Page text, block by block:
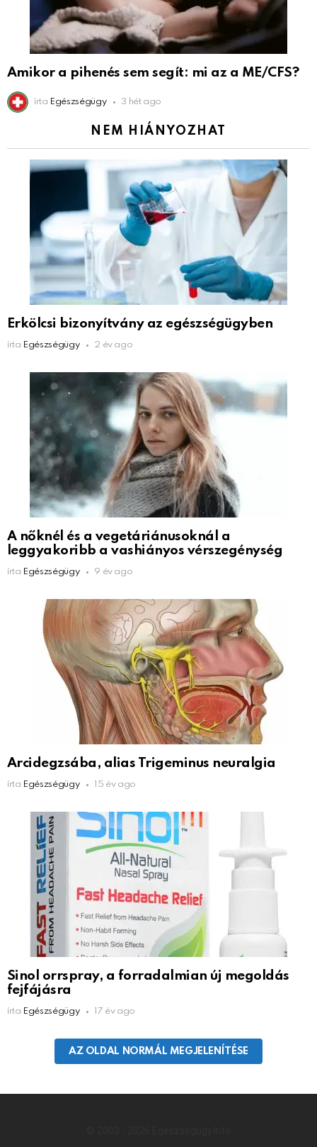
Amikor a pihenés sem segít: mi az a ME/CFS?
írta Egészségügy 3 hét ago
NEM HIÁNYOZHAT
Erkölcsi bizonyítvány az egészségügyben
írta Egészségügy 2 év ago
A nőknél és a vegetáriánusoknál a
leggyakoribb a vashiányos vérszegénység
írta Egészségügy 9 év ago
Arcidegzsába, alias Trigeminus neuralgia
írta Egészségügy 15 év ago
Sinol orrspray, a forradalmian új megoldás
fejfájásra
írta Egészségügy 17 év ago
AZ OLDAL NORMÁL MEGJELENÍTÉSE